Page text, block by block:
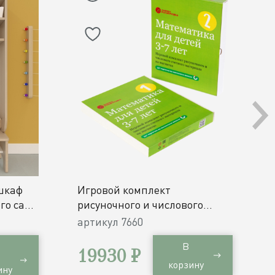
сада
Игровой комплект
рисуночного и числового
счетного материала на
магнитах Математика для
детей 3-7 лет / 357 карточек
артикул 7660
19930 ₽
В
корзину